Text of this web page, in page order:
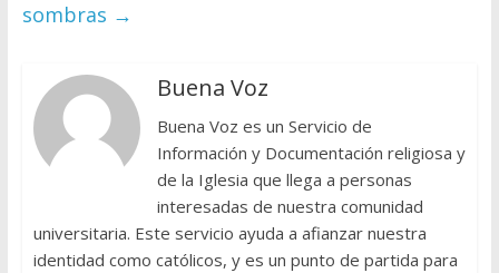
sombras →
Buena Voz
Buena Voz es un Servicio de
Información y Documentación religiosa y
de la Iglesia que llega a personas
interesadas de nuestra comunidad
universitaria. Este servicio ayuda a afianzar nuestra
identidad como católicos, y es un punto de partida para